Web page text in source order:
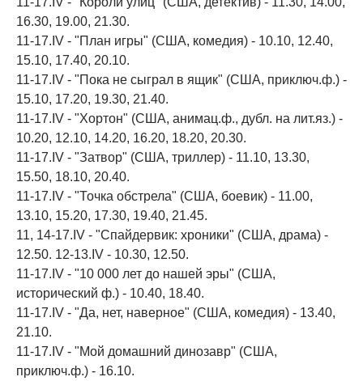
16.30, 19.00, 21.30.
11-17.IV - "План игры" (США, комедия) - 10.10, 12.40,
15.10, 17.40, 20.10.
11-17.IV - "Пока не сыграл в ящик" (США, приключ.ф.) -
15.10, 17.20, 19.30, 21.40.
11-17.IV - "Хортон" (США, анимац.ф., дубл. на лит.яз.) -
10.20, 12.10, 14.20, 16.20, 18.20, 20.30.
11-17.IV - "Затвор" (США, триллер) - 11.10, 13.30,
15.50, 18.10, 20.40.
11-17.IV - "Точка обстрела" (США, боевик) - 11.00,
13.10, 15.20, 17.30, 19.40, 21.45.
11, 14-17.IV - "Спайдервик: хроники" (США, драма) -
12.50. 12-13.IV - 10.30, 12.50.
11-17.IV - "10 000 лет до нашей эры" (США,
исторический ф.) - 10.40, 18.40.
11-17.IV - "Да, нет, наверное" (США, комедия) - 13.40,
21.10.
11-17.IV - "Мой домашний динозавр" (США,
приключ.ф.) - 16.10.